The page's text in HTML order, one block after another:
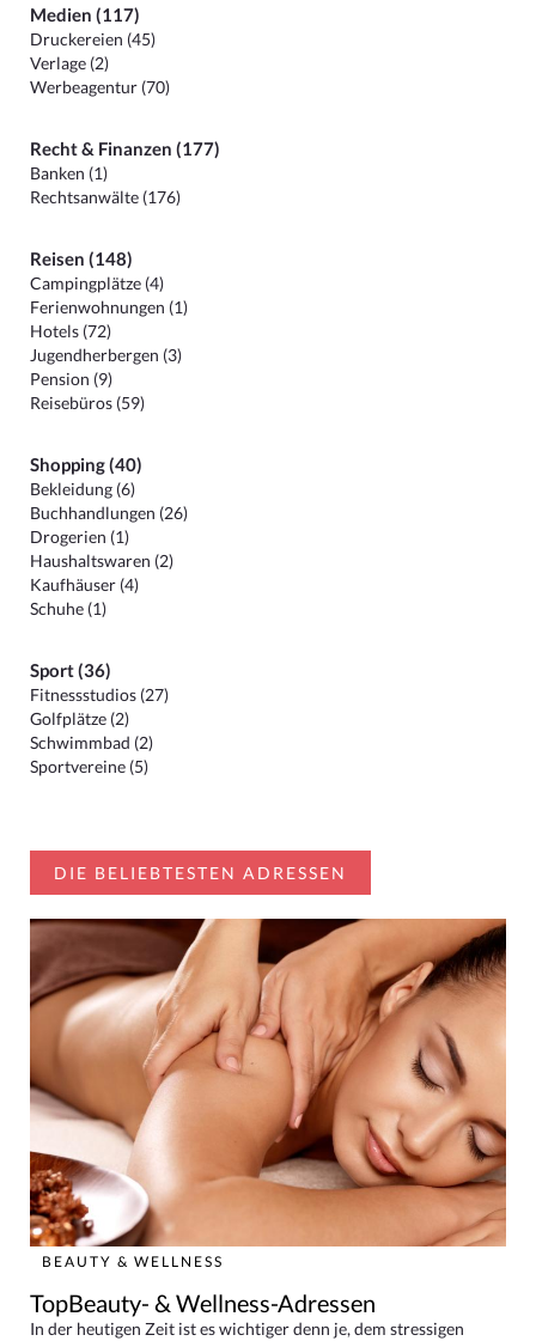
Medien (117)
Druckereien (45)
Verlage (2)
Werbeagentur (70)
Recht & Finanzen (177)
Banken (1)
Rechtsanwälte (176)
Reisen (148)
Campingplätze (4)
Ferienwohnungen (1)
Hotels (72)
Jugendherbergen (3)
Pension (9)
Reisebüros (59)
Shopping (40)
Bekleidung (6)
Buchhandlungen (26)
Drogerien (1)
Haushaltswaren (2)
Kaufhäuser (4)
Schuhe (1)
Sport (36)
Fitnessstudios (27)
Golfplätze (2)
Schwimmbad (2)
Sportvereine (5)
DIE BELIEBTESTEN ADRESSEN
BEAUTY & WELLNESS
TopBeauty- & Wellness-Adressen
In der heutigen Zeit ist es wichtiger denn je, dem stressigen